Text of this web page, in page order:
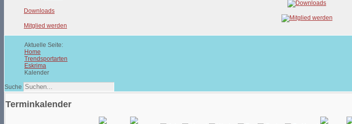
Downloads
Mitglied werden
Aktuelle Seite:
Home
Trendsportarten
Eskrima
Kalender
Suche
Terminkalender